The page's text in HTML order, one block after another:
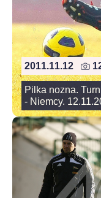
2011.11.12
Pilka nozna.
- Niemcy.